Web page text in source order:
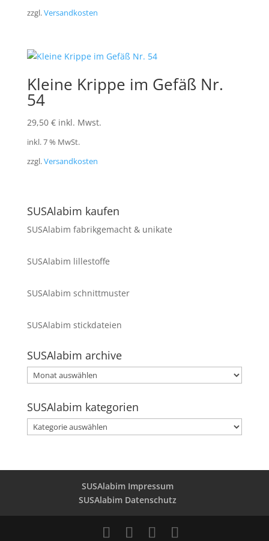
zzgl.Versandkosten
Kleine Krippe im Gefäß Nr.
54
29,50 € inkl. Mwst.
inkl. 7 % MwSt.
zzgl.Versandkosten
SUSAlabim kaufen
SUSAlabim fabrikgemacht & unikate
SUSAlabim lillestoffe
SUSAlabim schnittmuster
SUSAlabim stickdateien
SUSAlabim archive
SUSAlabim
archive
SUSAlabim kategorien
SUSAlabim
kategorien
SUSAlabim Impressum
SUSAlabim Datenschutz